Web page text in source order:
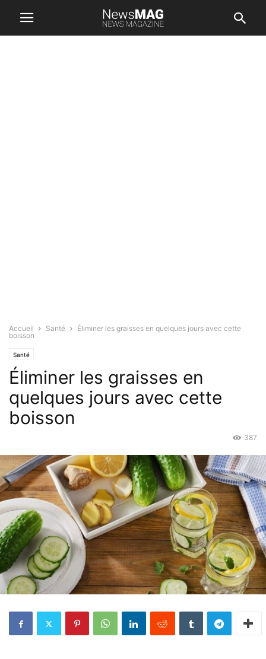
Accueil Santé
Éliminer les graisses en quelques jours avec cette
boisson
Santé
Éliminer les graisses en
quelques jours avec cette
boisson
387